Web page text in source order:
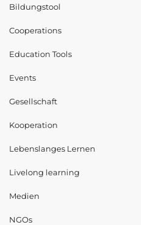
Bildungstool
Cooperations
Education Tools
Events
Gesellschaft
Kooperation
Lebenslanges Lernen
Livelong learning
Medien
NGOs